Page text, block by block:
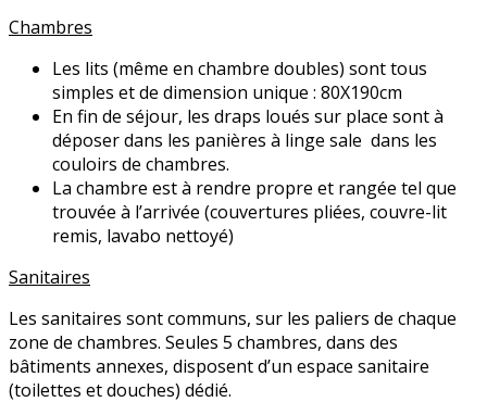
Chambres
Les lits (même en chambre doubles) sont tous
simples et de dimension unique : 80X190cm
En fin de séjour, les draps loués sur place sont à
déposer dans les panières à linge sale dans les
couloirs de chambres.
La chambre est à rendre propre et rangée tel que
trouvée à l’arrivée (couvertures pliées, couvre-lit
remis, lavabo nettoyé)
Sanitaires
Les sanitaires sont communs, sur les paliers de chaque
zone de chambres. Seules 5 chambres, dans des
bâtiments annexes, disposent d’un espace sanitaire
(toilettes et douches) dédié.